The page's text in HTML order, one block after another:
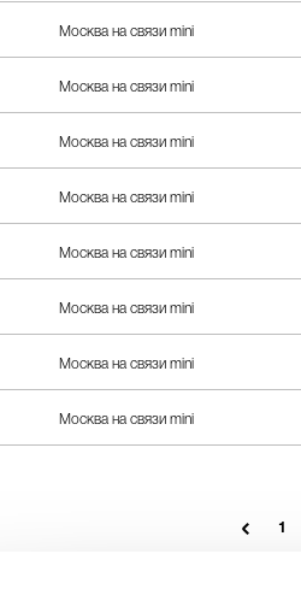
Москва на связи mini
Москва на связи mini
Москва на связи mini
Москва на связи mini
Москва на связи mini
Москва на связи mini
Москва на связи mini
Москва на связи mini
1